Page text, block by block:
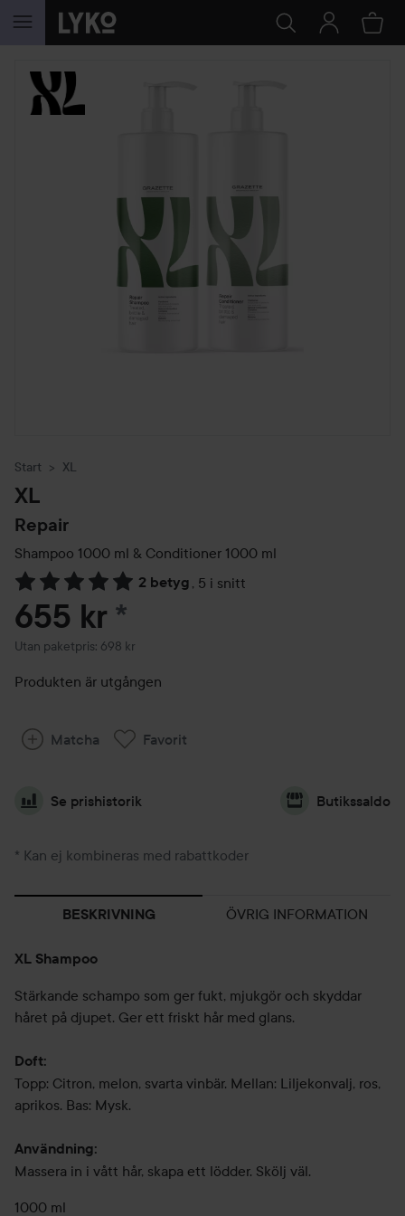
HOPPA TILL INNEHÅLLET
Start XL
XL
Repair
Shampoo 1000 ml & Conditioner 1000 ml
2 betyg , 5 i snitt
Hoppa till Betyg & kommentarer
655 kr *
Utan paketpris: 698 kr
Produkten är utgången
Matcha Favorit
Se prishistorik Butikssaldo
* Kan ej kombineras med rabattkoder
BESKRIVNING ÖVRIG INFORMATION
XL Shampoo
Stärkande schampo som ger fukt, mjukgör och skyddar
håret på djupet. Ger ett friskt hår med glans.
Doft:
Topp: Citron, melon, svarta vinbär. Mellan: Liljekonvalj, ros,
aprikos. Bas: Mysk.
Användning:
Massera in i vått hår, skapa ett lödder. Skölj väl.
1000 ml